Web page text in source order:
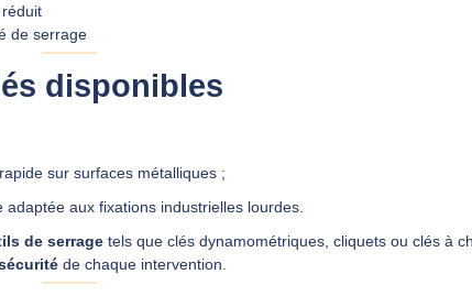
de serrage
disponibles
sur surfaces métalliques ;
adaptée aux fixations industrielles lourdes.
de serrage tels que clés dynamométriques, cliquets ou clés à
de chaque intervention.